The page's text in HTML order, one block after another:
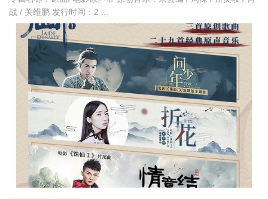
战 / 关维鹏 发行时间：2 ...